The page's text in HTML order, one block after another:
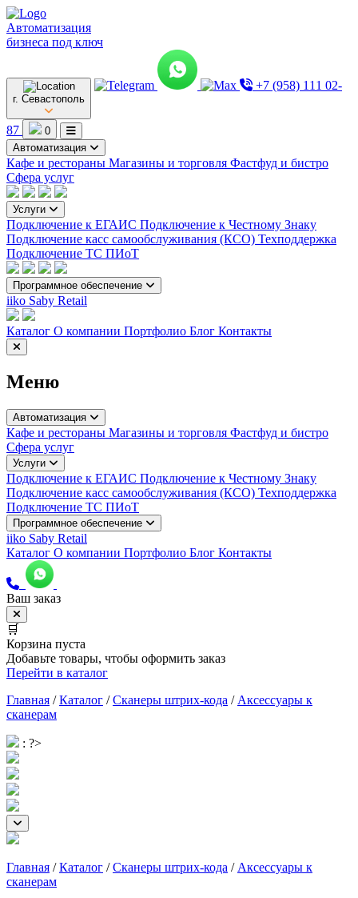
Автоматизация
бизнеса под ключ
г. Севастополь
+7 (958) 111 02-
87
0
Автоматизация
Кафе и рестораны Магазины и торговля Фастфуд и бистро
Сфера услуг
Услуги
Подключение к ЕГАИС Подключение к Честному Знаку
Подключение касс самообслуживания (КСО) Техподдержка
Подключение ТС ПИоТ
Программное обеспечение
iiko Saby Retail
Каталог О компании Портфолио Блог Контакты
Меню
Автоматизация
Кафе и рестораны Магазины и торговля Фастфуд и бистро
Сфера услуг
Услуги
Подключение к ЕГАИС Подключение к Честному Знаку
Подключение касс самообслуживания (КСО) Техподдержка
Подключение ТС ПИоТ
Программное обеспечение
iiko Saby Retail
Каталог О компании Портфолио Блог Контакты
Ваш заказ
🛒
Корзина пуста
Добавьте товары, чтобы оформить заказ
Перейти в каталог
Главная /Каталог /Сканеры штрих-кода / Аксессуары к
сканерам
: ?>
Главная /Каталог /Сканеры штрих-кода / Аксессуары к
сканерам